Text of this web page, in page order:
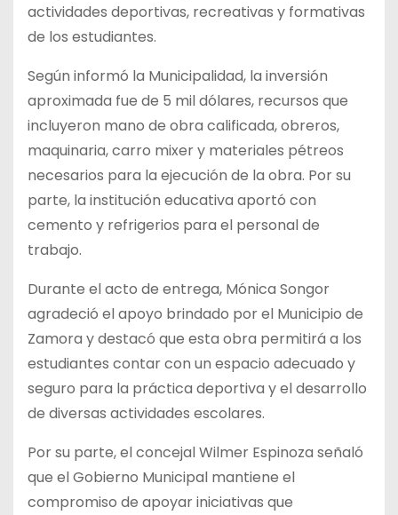
actividades deportivas, recreativas y formativas
de los estudiantes.
Según informó la Municipalidad, la inversión
aproximada fue de 5 mil dólares, recursos que
incluyeron mano de obra calificada, obreros,
maquinaria, carro mixer y materiales pétreos
necesarios para la ejecución de la obra. Por su
parte, la institución educativa aportó con
cemento y refrigerios para el personal de
trabajo.
Durante el acto de entrega, Mónica Songor
agradeció el apoyo brindado por el Municipio de
Zamora y destacó que esta obra permitirá a los
estudiantes contar con un espacio adecuado y
seguro para la práctica deportiva y el desarrollo
de diversas actividades escolares.
Por su parte, el concejal Wilmer Espinoza señaló
que el Gobierno Municipal mantiene el
compromiso de apoyar iniciativas que